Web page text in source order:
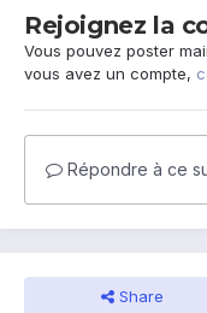
Rejoignez la
Vous pouvez poster
vous avez un compte,
Répondre à ce
Share